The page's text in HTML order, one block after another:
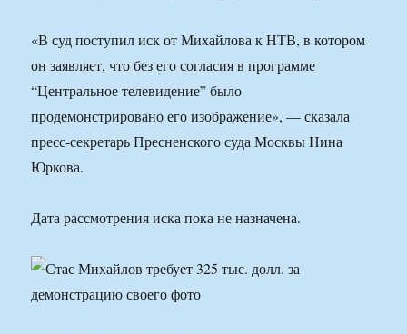
«В суд поступил иск от Михайлова к НТВ, в котором
он заявляет, что без его согласия в программе
“Центральное телевидение” было
продемонстрировано его изображение», — сказала
пресс-секретарь Пресненского суда Москвы Нина
Юркова.
Дата рассмотрения иска пока не назначена.